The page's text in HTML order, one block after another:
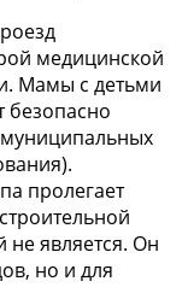
медицинской
Мамы с детьми
безопасно
пролегает
не является. Он
но и для